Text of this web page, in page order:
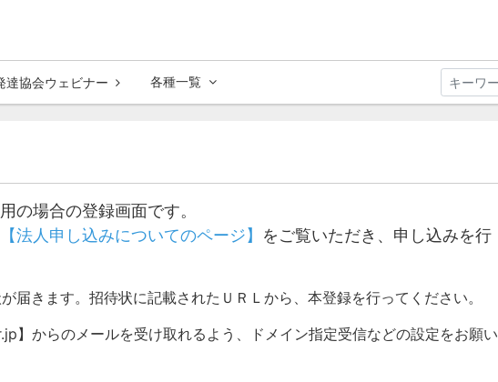
達協会ウェビナー 各種一覧
の場合の登録画面です。
【法人申し込みについてのページ】 をご覧いただき、申し込みを行
届きます。招待状に記載されたＵＲＬから、本登録を行ってください。
】からのメールを受け取れるよう、ドメイン指定受信などの設定をお願い